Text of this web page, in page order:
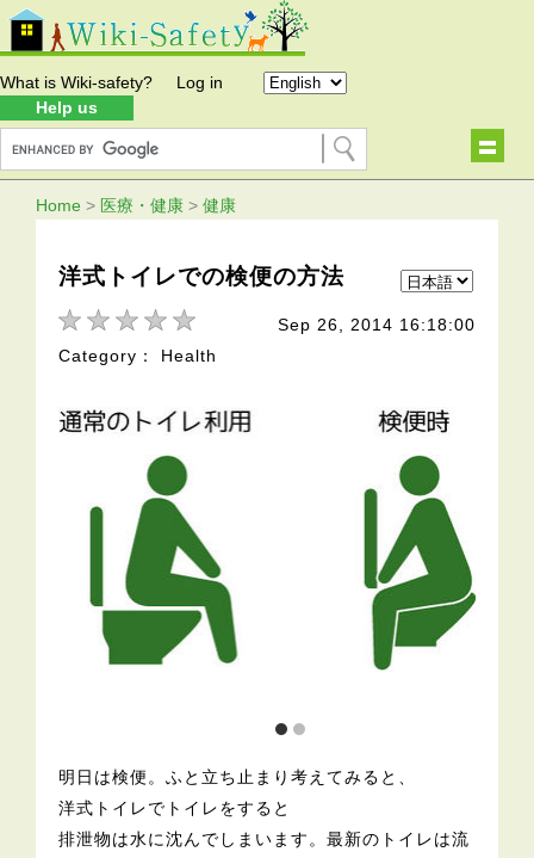
What is Wiki-safety?
Help us
Log in
Home > 医療・健康 > 健康
洋式トイレでの検便の方法
Sep 26, 2014 16:18:00
Category： Health
明日は検便。ふと立ち止まり考えてみると、
洋式トイレでトイレをすると
排泄物は水に沈んでしまいます。最新のトイレは流